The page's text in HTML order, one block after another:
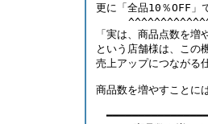
更に「全品10％OFF」
「実は、商品点数を
という店舗様は、この
売上アップにつながる
商品数を増やすことに